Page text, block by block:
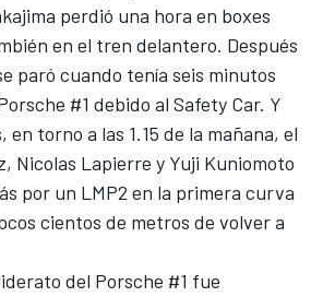
perdió una hora en boxes
en el tren delantero. Después
paró cuando tenía seis minutos
#1 debido al Safety Car. Y
en torno a las 1.15 de la mañana, el
Nicolas Lapierre y Yuji Kuniomoto
por un LMP2 en la primera curva
cientos de metros de volver a
del Porsche #1 fue